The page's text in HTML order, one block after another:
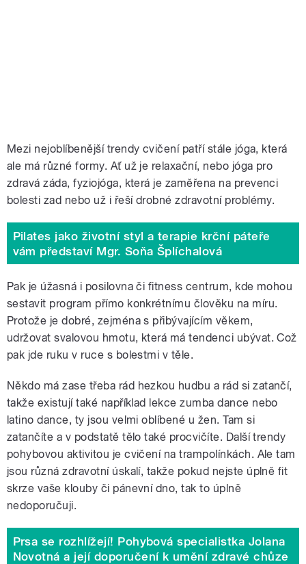
Mezi nejoblíbenější trendy cvičení patří stále jóga, která
ale má různé formy. Ať už je relaxační, nebo jóga pro
zdravá záda, fyziojóga, která je zaměřena na prevenci
bolesti zad nebo už i řeší drobné zdravotní problémy.
Pilates jako životní styl a terapie krční páteře
vám představí Mgr. Soňa Šplíchalová
Pak je úžasná i posilovna či fitness centrum, kde mohou
sestavit program přímo konkrétnímu člověku na míru.
Protože je dobré, zejména s přibývajícím věkem,
udržovat svalovou hmotu, která má tendenci ubývat. Což
pak jde ruku v ruce s bolestmi v těle.
Někdo má zase třeba rád hezkou hudbu a rád si zatančí,
takže existují také například lekce zumba dance nebo
latino dance, ty jsou velmi oblíbené u žen. Tam si
zatančíte a v podstatě tělo také procvičíte. Další trendy
pohybovou aktivitou je cvičení na trampolínkách. Ale tam
jsou různá zdravotní úskalí, takže pokud nejste úplně fit
skrze vaše klouby či pánevní dno, tak to úplně
nedoporučuji.
Prsa se rozhlížejí! Pohybová specialistka Jolana
Novotná a její doporučení k umění zdravé chůze